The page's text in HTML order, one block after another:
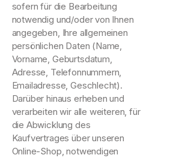
sofern für die Bearbeitung
notwendig und/oder von Ihnen
angegeben, Ihre allgemeinen
persönlichen Daten (Name,
Vorname, Geburtsdatum,
Adresse, Telefonnummern,
Emailadresse, Geschlecht).
Darüber hinaus erheben und
verarbeiten wir alle weiteren, für
die Abwicklung des
Kaufvertrages über unseren
Online-Shop, notwendigen